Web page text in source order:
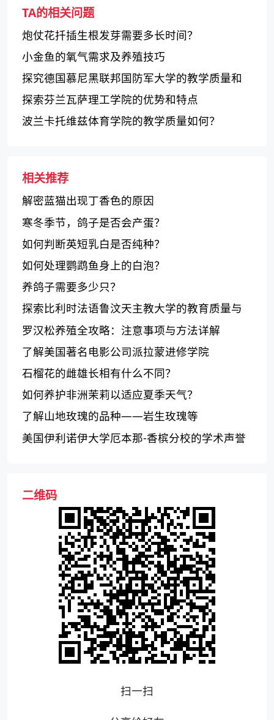
TA的相关问题
炮仗花扦插生根发芽需要多长时间？
小金鱼的氧气需求及养殖技巧
探究德国慕尼黑联邦国防军大学的教学质量和
课程设置
探索芬兰瓦萨理工学院的优势和特点
波兰卡托维兹体育学院的教学质量如何？
相关推荐
解密蓝猫出现丁香色的原因
寒冬季节，鸽子是否会产蛋？
如何判断英短乳白是否纯种？
如何处理鹦鹉鱼身上的白泡？
养鸽子需要多少只？
探索比利时法语鲁汶天主教大学的教育质量与
特色
罗汉松养殖全攻略：注意事项与方法详解
了解美国著名电影公司派拉蒙进修学院
石榴花的雌雄长相有什么不同？
如何养护非洲茉莉以适应夏季天气？
了解山地玫瑰的品种——岩生玫瑰等
美国伊利诺伊大学厄本那-香槟分校的学术声誉
二维码
扫一扫